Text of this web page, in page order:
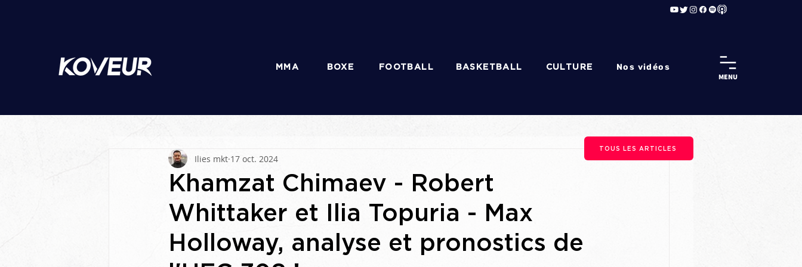
MMA BOXE FOOTBALL BASKETBALL CULTURE Nos vidéos
MENU
Khamzat Chimaev - Robert
Whittaker et Ilia Topuria - Max
Holloway, analyse et pronostics de
Ilies mkt 17 oct. 2024
TOUS LES ARTICLES